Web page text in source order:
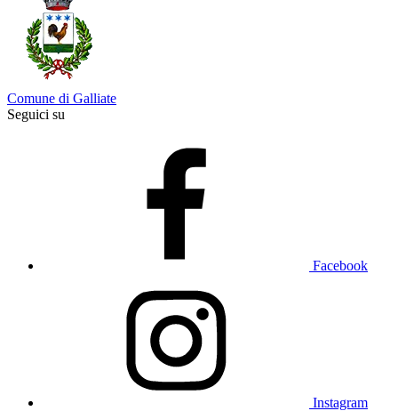
Comune di Galliate
Seguici su
Facebook
Instagram